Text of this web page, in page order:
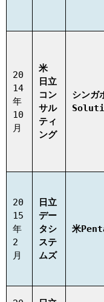
20
14
年
10
月
米
日立
コン
サル
ティ
ング
シン
20
15
年
2
月
日立
デー
タシ
ステ
ムズ
米